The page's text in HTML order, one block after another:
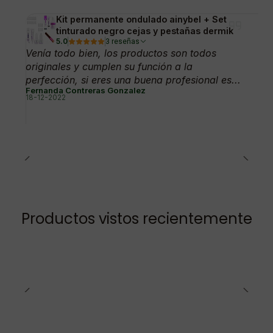
Kit permanente ondulado ainybel + Set
tinturado negro cejas y pestañas dermik
5.0 3 reseñas
Venía todo bien, los productos son todos
originales y cumplen su función a la
perfección, si eres una buena profesional es...
Fernanda Contreras Gonzalez
18-12-2022
Productos vistos recientemente